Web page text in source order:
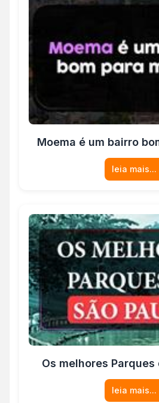
Moema é um bairro
leia mais...
Os melhores Parques
leia mais...